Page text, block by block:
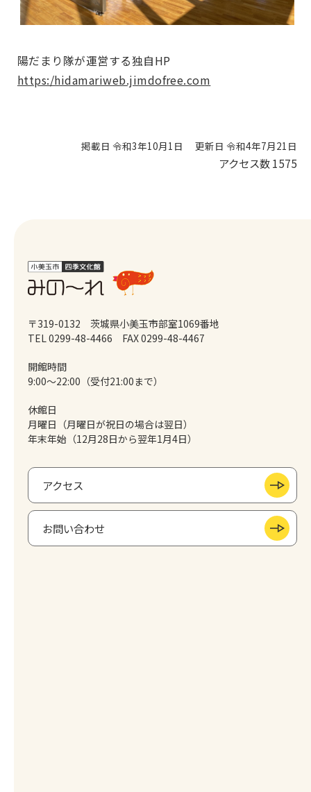
陽だまり隊が運営する独自HP
https:/hidamariweb.jimdofree.com
掲載日 令和3年10月1日 更新日 令和4年7月21日
アクセス数1575
〒319-0132 茨城県小美玉市部室1069番地
TEL 0299-48-4466
FAX 0299-48-4467
開館時間
9:00～22:00（受付21:00まで）
休館日
月曜日（月曜日が祝日の場合は翌日）
年末年始（12月28日から翌年1月4日）
アクセス
お問い合わせ